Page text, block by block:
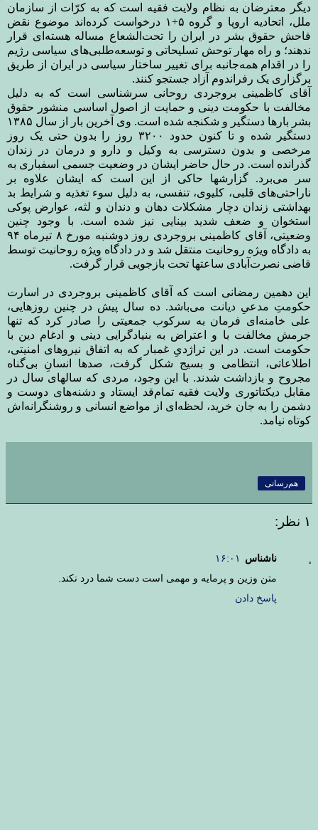
دیگر معترضان به نظام ولایت فقیه است که به کرّات از سازمان
ملل، اتحادیه اروپا و گروه ۵+۱ درخواست کرده‌اند موضوع نقض
فاحش حقوق بشر در ایران را تحت‌الشعاع مساله هسته‌ای قرار
ندهند؛ و راه مهار توحش تسلیحاتی و توسعه‌طلبی‌های سیاسی رژیم
را در اقدام همه‌جانبه برای تغییر ساختار سیاسی در ایران از طریق
برگزاری یک رفراندوم آزاد جستجو کنند.
آقای کاظمینی بروجردی روحانی سرشناسی است که به دلیل
مخالفت با حکومت دینی و حمایت از اصول اساسی منشور حقوق
بشر بارها دستگیر و شکنجه شده است. وی آخرین بار از سال ۱۳۸۵
دستگیر شده و تا کنون حدود ۳۲۰۰ روز را بدون حتی یک روز
مرخصی و بدون دسترسی به وکیل و دارو و درمان در زندان
گذرانده است. در حال حاضر ایشان در وضعیت جسمی اسفباری به
سر می‌برد. گزارشها حاکی از این است که ایشان علاوه بر
ناراحتی‌های قلبی، کلیوی، تنفسی، به دلیل سوء تغذیه و شرایط بد
بهداشتی زندان دچار مشکلات دهان و دندان و لثه، عوارض پوکی
استخوان و ضعف شدید بینایی نیز شده است. با وجود چنین
وضعیتی، آقای کاظمینی بروجردی روز دوشنبه مورخ ۸ تیرماه ۹۴
به دادگاه ویژه روحانیت منتقل شد و در دادگاه ویژه روحانیت توسط
قاضی نصرت‌آبادی ساعتها تحت بازجویی قرار گرفت.
این دهمین رمضانی است که آقای کاظمینی بروجردی در اسارت
حکومتِ مدعیِ دیانت می‌باشد. ده سال پیش در چنین روزهایی،
علی خامنه‌ای فرمان به سرکوب جمعیتی را صادر کرد که تنها
جرمش مخالفت با و اعتراض به بنیادگرایی دینی و ادغام دین با
حکومت است. در این تراژدیِ غمبار که به اتفاق نیروهای امنیتی،
اطلاعاتی، انتظامی و بسیج شکل گرفت، صدها انسانِ بی‌گناه
مجروح و بازداشت شدند. با این وجود، مردی که سالهای سال در
مقابل دیکتاتوری ولایت فقیه تمام‌قد ایستاد و دشنه‌های دوست و
دشمن را به جان خرید، لحظه‌ای از مواضع انسانی و روشنگرانه‌اش
کوتاه نیامد.
هم‌رسانی
۱ نظر:
ناشناس
۱۶:۰۱
متن وزین و پرمایه و مهمی است دست شما درد نکند.
پاسخ دادن